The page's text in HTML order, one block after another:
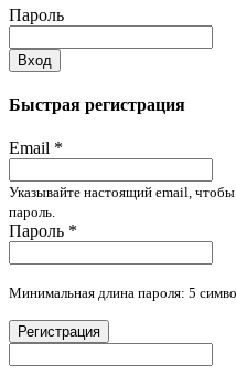
Пароль
Вход
Быстрая регистрация
Email *
Указывайте настоящий email,
пароль.
Пароль *
Минимальная длина пароля: 5
Регистрация